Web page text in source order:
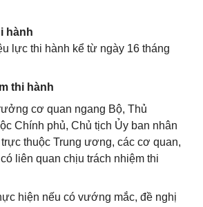
hành
lực thi hành kể từ ngày 16 tháng
thi hành
cơ quan ngang Bộ, Thủ
Chính phủ, Chủ tịch Ủy ban nhân
thuộc Trung ương, các cơ quan,
liên quan chịu trách nhiệm thi
hiện nếu có vướng mắc, đề nghị